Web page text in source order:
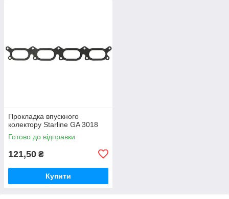
Прокладка впускного
колектору Starline GA 3018
Готово до відправки
121,50 ₴
Купити